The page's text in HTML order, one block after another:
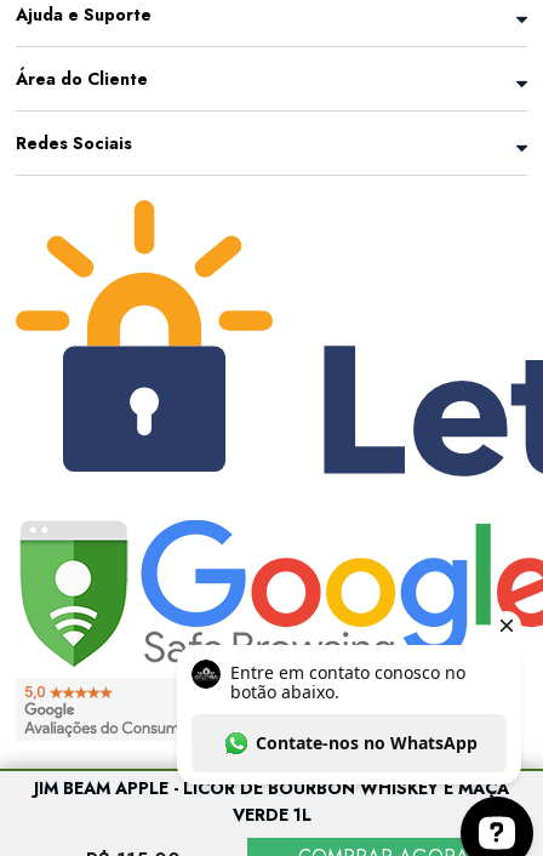
JIM BEAM APPLE - LICOR DE BOURBON WHISKEY E MAÇÃ
VERDE 1L
Ajuda e Suporte
Área do Cliente
Redes Sociais